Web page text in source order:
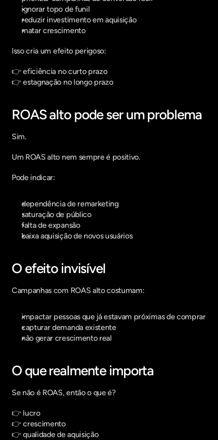
ignorar topo de funil
reduzir investimento em aquisição
matar crescimento
Isso cria um efeito perigoso:
👉 eficiência no curto prazo
👉 estagnação no longo prazo
ROAS alto pode ser um problema
Sim.
Um ROAS alto nem sempre é positivo.
Pode indicar:
dependência de remarketing
saturação de público
falta de expansão
baixa aquisição de novos usuários
O efeito invisível
Campanhas com ROAS alto costumam:
impactar pessoas que já estavam próximas de comprar
capturar demanda existente
não gerar crescimento real
O que realmente importa
Se não é ROAS, então o que é?
👉 lucro
👉 crescimento
👉 qualidade de aquisição